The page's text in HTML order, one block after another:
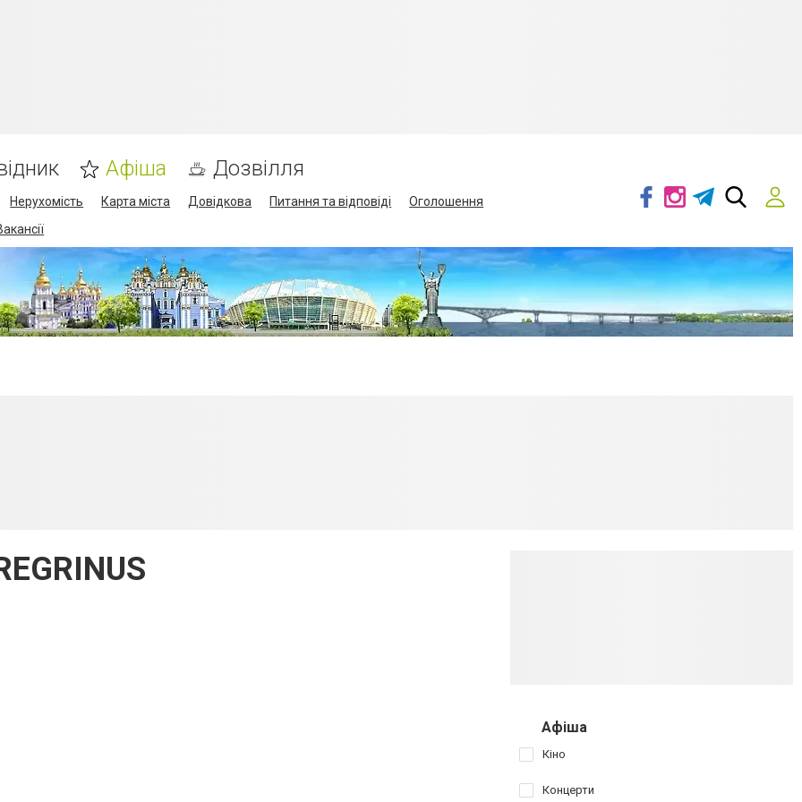
Афіша Дозвілля
Нерухомість Карта міста Довідкова Питання та відповіді
Оголошення
Афіша
Кіно
Концерти